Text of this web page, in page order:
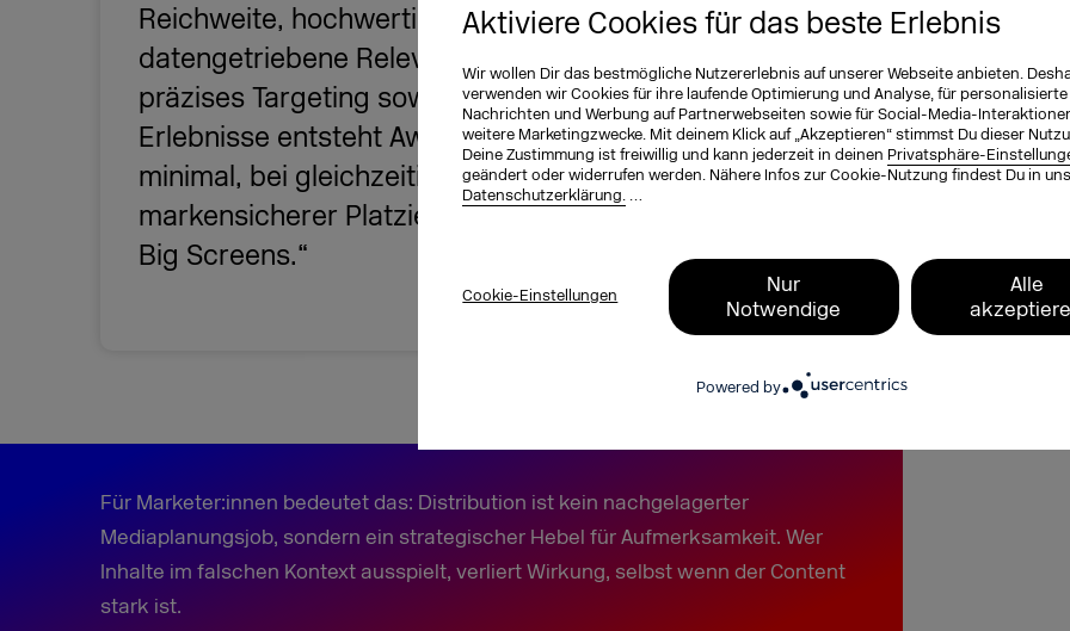
Aktiviere Cookies für das beste Erlebnis
Wir wollen Dir das bestmögliche Nutzererlebnis auf unserer Webseite anbieten.
verwenden wir Cookies für ihre laufende Optimierung und Analyse, für personalisierte
Nachrichten und Werbung auf Partnerwebseiten sowie für Social-Media-
weitere Marketingzwecke. Mit deinem Klick auf „Akzeptieren“ stimmst Du dieser
Deine Zustimmung ist freiwillig und kann jederzeit in deinen Privatsphäre-
geändert oder widerrufen werden. Nähere Infos zur Cookie-Nutzung findest Du in
Datenschutzerklärung. …
Cookie-Einstellungen
Nur
Notwendige
Alle
Powered by
Reichweite, hochwertige Content-Umfelder und
datengetriebene Relevanz. Durch First-Party-Daten,
präzises Targeting sowie personalisierte Storytelling-
Erlebnisse entsteht Awareness. Die Streuverluste sind
minimal, bei gleichzeitig hoher Aufmerksamkeit und
markensicherer Platzierung im Lean-Back-Umfeld des
Big Screens.“
Für Marketer:innen bedeutet das: Distribution ist kein nachgelagerter
Mediaplanungsjob, sondern ein strategischer Hebel für Aufmerksamkeit. Wer
Inhalte im falschen Kontext ausspielt, verliert Wirkung, selbst wenn der Content
stark ist.